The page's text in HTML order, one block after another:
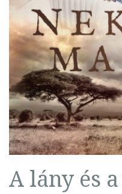
A lány és